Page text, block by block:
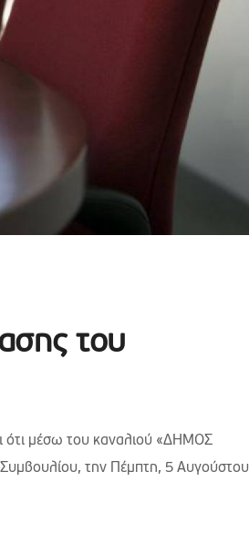
του
ότι μέσω του καναλιού «ΔΗΜΟΣ
την Πέμπτη, 5 Αυγούστου